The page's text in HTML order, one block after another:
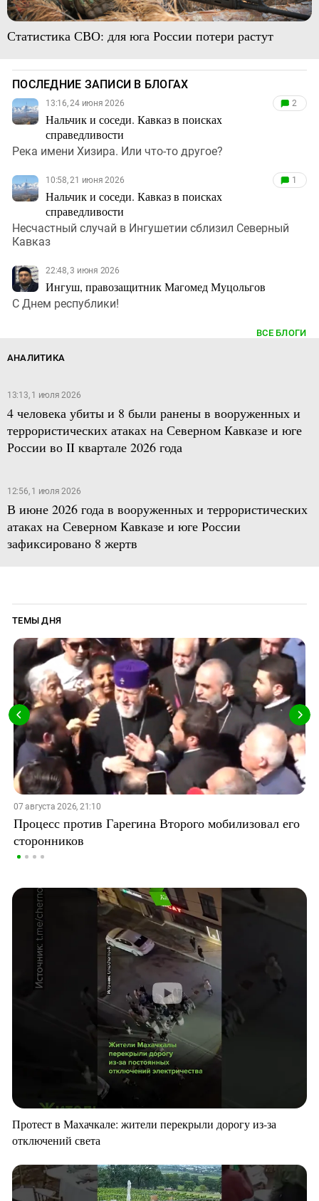
Статистика СВО: для юга России потери растут
ПОСЛЕДНИЕ ЗАПИСИ В БЛОГАХ
13:16, 24 июня 2026
Нальчик и соседи. Кавказ в поисках
справедливости
2
Река имени Хизира. Или что-то другое?
10:58, 21 июня 2026
Нальчик и соседи. Кавказ в поисках
справедливости
1
Несчастный случай в Ингушетии сблизил Северный
Кавказ
22:48, 3 июня 2026
Ингуш, правозащитник Магомед Муцольгов
С Днем республики!
ВСЕ БЛОГИ
АНАЛИТИКА
13:13, 1 июля 2026
4 человека убиты и 8 были ранены в вооруженных и
террористических атаках на Северном Кавказе и юге
России во II квартале 2026 года
12:56, 1 июля 2026
В июне 2026 года в вооруженных и террористических
атаках на Северном Кавказе и юге России
зафиксировано 8 жертв
ТЕМЫ ДНЯ
07 августа 2026, 21:10
Процесс против Гарегина Второго мобилизовал его
сторонников
Протест в Махачкале: жители перекрыли дорогу из-за
отключений света